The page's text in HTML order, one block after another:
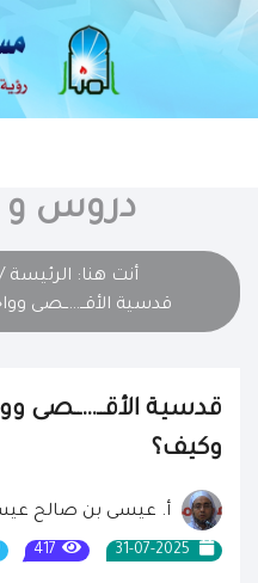
دروس و
أنت هنا: الرئيسة /
قدسية الأقــ…ــصى
قدسية الأقــ…ــصى
وكيف؟
أ. عيسى بن صالح
417